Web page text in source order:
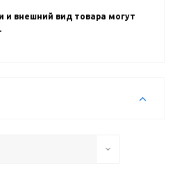
и внешний вид товара могут